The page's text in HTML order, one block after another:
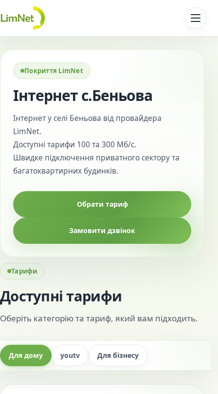
Перейти до контенту
Покриття LimNet
Інтернет с.Беньова
Інтернет у селі Беньова від провайдера
LimNet.
Доступні тарифи 100 та 300 Мб/с.
Швидке підключення приватного сектору та
багатоквартирних будинків.
Обрати тариф
Замовити дзвінок
Тарифи
Доступні тарифи
Оберіть категорію та тариф, який вам підходить.
Для дому youtv Для бізнесу